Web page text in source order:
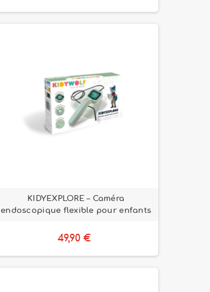
KIDYEXPLORE – Caméra
endoscopique flexible pour enfants
49,90 €